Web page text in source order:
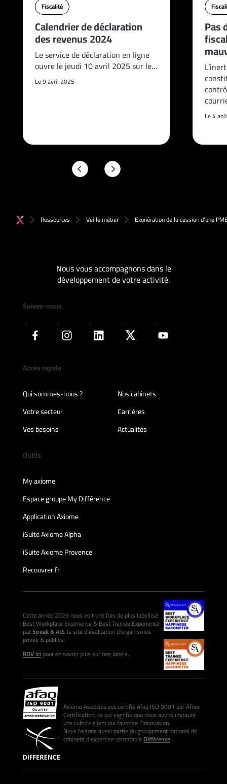
Fiscalité
Calendrier de déclaration
des revenus 2024
Le service de déclaration en ligne
ouvre le jeudi 10 avril 2025 sur le…
Le 9 avril 2025
Pas
Le 4
Ressources Veille métier Exonération de la cession d’une
Nous vous accompagnons dans le
développement de votre activité.
Suivez-nous
Accès rapide
Qui sommes-nous ?
Nos cabinets
Votre secteur
Carrières
Vos besoins
Actualités
Outils
My axiome
Espace groupe My Différence
Application Axiome
iSuite Axiome Alpha
iSuite Axiome Provence
Recouvrer.fr
Cette année 2026 nous voit une fois de plus labellisé
Best Workplace Experience & Best Trainee Experience
parSpeak & Act, le site d’évaluation d’organismes
privés & publics.
RDV icipour en savoir plus sur nos labels.
Axiome Associés est certifié Afaq ISO 9001 par Afnor
Certification, ce qui signifie que nous avons instauré
une culture client qui favorise l’innovation.
Nous faisons aussi partie du groupement national de
cabinets d’expertise comptableDifférence.